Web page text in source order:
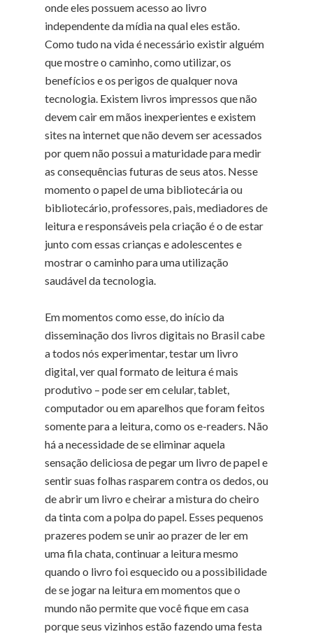
onde eles possuem acesso ao livro
independente da mídia na qual eles estão.
Como tudo na vida é necessário existir alguém
que mostre o caminho, como utilizar, os
benefícios e os perigos de qualquer nova
tecnologia. Existem livros impressos que não
devem cair em mãos inexperientes e existem
sites na internet que não devem ser acessados
por quem não possui a maturidade para medir
as consequências futuras de seus atos. Nesse
momento o papel de uma bibliotecária ou
bibliotecário, professores, pais, mediadores de
leitura e responsáveis pela criação é o de estar
junto com essas crianças e adolescentes e
mostrar o caminho para uma utilização
saudável da tecnologia.
Em momentos como esse, do início da
disseminação dos livros digitais no Brasil cabe
a todos nós experimentar, testar um livro
digital, ver qual formato de leitura é mais
produtivo – pode ser em celular, tablet,
computador ou em aparelhos que foram feitos
somente para a leitura, como os e-readers. Não
há a necessidade de se eliminar aquela
sensação deliciosa de pegar um livro de papel e
sentir suas folhas rasparem contra os dedos, ou
de abrir um livro e cheirar a mistura do cheiro
da tinta com a polpa do papel. Esses pequenos
prazeres podem se unir ao prazer de ler em
uma fila chata, continuar a leitura mesmo
quando o livro foi esquecido ou a possibilidade
de se jogar na leitura em momentos que o
mundo não permite que você fique em casa
porque seus vizinhos estão fazendo uma festa